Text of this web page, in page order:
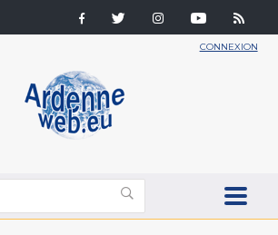
CONNEXION